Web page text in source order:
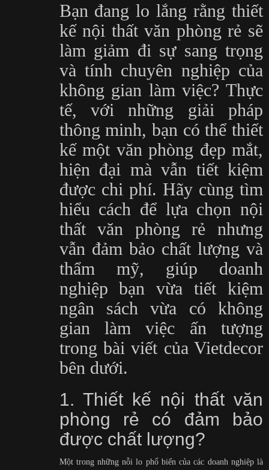
Bạn đang lo lắng rằng thiết
kế nội thất văn phòng rẻ sẽ
làm giảm đi sự sang trọng
và tính chuyên nghiệp của
không gian làm việc? Thực
tế, với những giải pháp
thông minh, bạn có thể thiết
kế một văn phòng đẹp mắt,
hiện đại mà vẫn tiết kiệm
được chi phí. Hãy cùng tìm
hiểu cách để lựa chọn nội
thất văn phòng rẻ nhưng
vẫn đảm bảo chất lượng và
thẩm mỹ, giúp doanh
nghiệp bạn vừa tiết kiệm
ngân sách vừa có không
gian làm việc ấn tượng
trong bài viết của Vietdecor
bên dưới.
1. Thiết kế nội thất văn
phòng rẻ có đảm bảo
được chất lượng?
Một trong những nỗi lo phổ biến của các doanh nghiệp là